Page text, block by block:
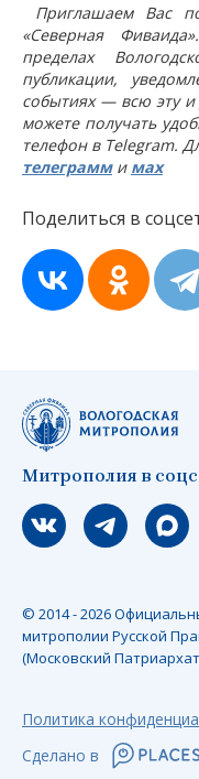
Приглашаем Вас
«Северная
пределах
публикации,
событиях — всю эту
можете получать
телефон в Telegram.
телеграмми мах
Поделиться в
Митрополия в
Мы вконтакте
Мы в telegram
Мы в
© 2014 - 2026
митрополии Русской
(Московский
Политика
Сделано в